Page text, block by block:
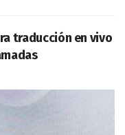
traducción en vivo